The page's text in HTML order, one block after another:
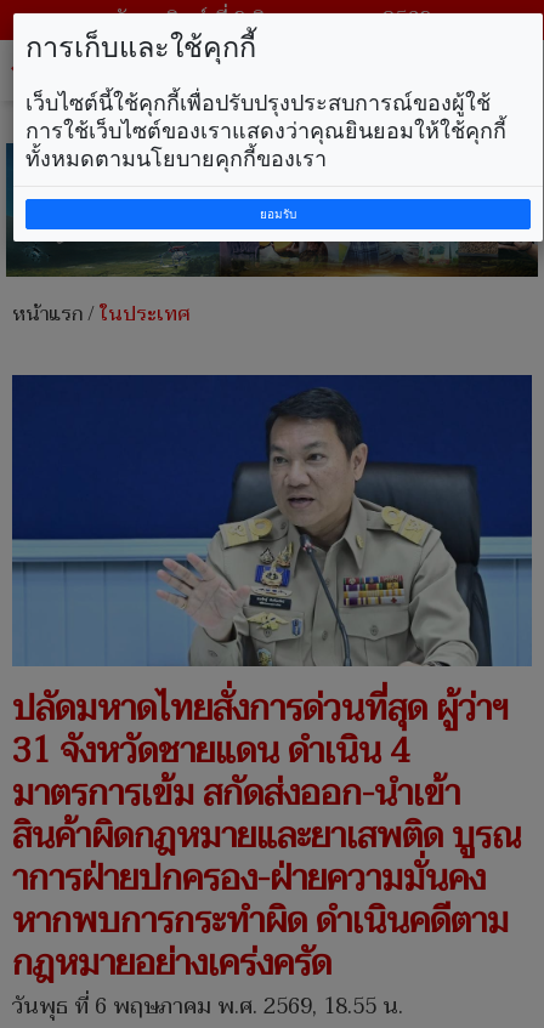
วันอาทิตย์ ที่ 9 สิงหาคม พ.ศ. 2569
หน้าแรก/ในประเทศ
ปลัดมหาดไทยสั่งการด่วนที่สุด ผู้ว่าฯ
31 จังหวัดชายแดน ดำเนิน 4
มาตรการเข้ม สกัดส่งออก-นำเข้า
สินค้าผิดกฎหมายและยาเสพติด บูรณ
าการฝ่ายปกครอง-ฝ่ายความมั่นคง
หากพบการกระทำผิด ดำเนินคดีตาม
กฎหมายอย่างเคร่งครัด
วันพุธ ที่ 6 พฤษภาคม พ.ศ. 2569, 18.55 น.
การเก็บและใช้คุกกี้
เว็บไซต์นี้ใช้คุกกี้เพื่อปรับปรุงประสบการณ์ของผู้ใช้
การใช้เว็บไซต์ของเราแสดงว่าคุณยินยอมให้ใช้คุกกี้
ทั้งหมดตามนโยบายคุกกี้ของเรา
ยอมรับ